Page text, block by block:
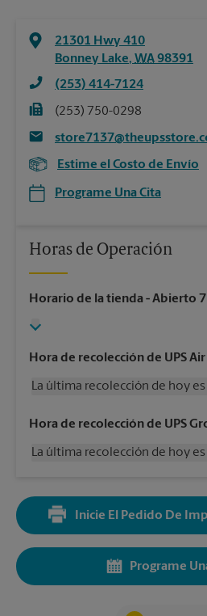
21301 Hwy 410
Bonney Lake, WA98391
(253) 414-7124
(253) 750-0298
Estime el Costo de Envío
Programe Una Cita
Horas de Operación
Horario de la tienda- Abierto
Hora de recolección de UPS Air
La última recolección de hoy es
Miércoles
4:30 PM
Viernes
4:30 PM
Lunes
4:30 PM
Martes
Hora de recolección de UPS
La última recolección de hoy es
Jueves
Viernes
4:30 PM
Sin Recolección
4:30 PM
Inicie El Pedido De
Programe